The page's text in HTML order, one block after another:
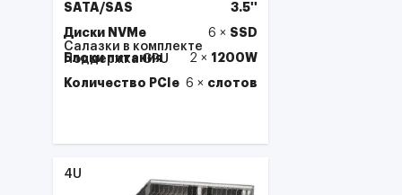
SATA/SAS
3.5''
Диски NVMe
6 × SSD
Блоки питания
2 × 1200W
Количество PCIe 6 × слотов
Салазки в комплекте
Поддержка GPU
4U